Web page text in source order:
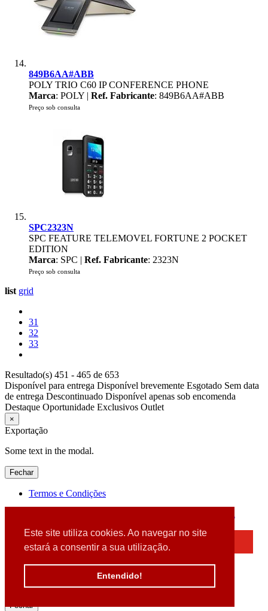
Este site utiliza cookies. Ao navegar no site
estará a consentir a sua utilização.
Entendido!
849B6AA#ABB
POLY TRIO C60 IP CONFERENCE PHONE
Marca: POLY | Ref. Fabricante: 849B6AA#ABB
Preço sob consulta
SPC2323N
SPC FEATURE TELEMOVEL FORTUNE 2 POCKET
EDITION
Marca: SPC | Ref. Fabricante: 2323N
Preço sob consulta
list grid
31
32
33
Resultado(s) 451 - 465 de 653
Disponível para entrega Disponível brevemente Esgotado Sem data
de entrega Descontinuado Disponível apenas sob encomenda
Destaque Oportunidade Exclusivos Outlet
×
Exportação
Some text in the modal.
Fechar
Termos e Condições
Detectamos que está a usar um browser desatualizado
Por favor, atualize o seu browser
para garantir uma melhor experiência.
Fechar